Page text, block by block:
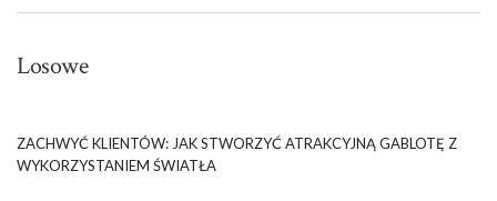
Losowe
ZACHWYĆ KLIENTÓW: JAK STWORZYĆ ATRAKCYJNĄ GABLOTĘ Z
WYKORZYSTANIEM ŚWIATŁA